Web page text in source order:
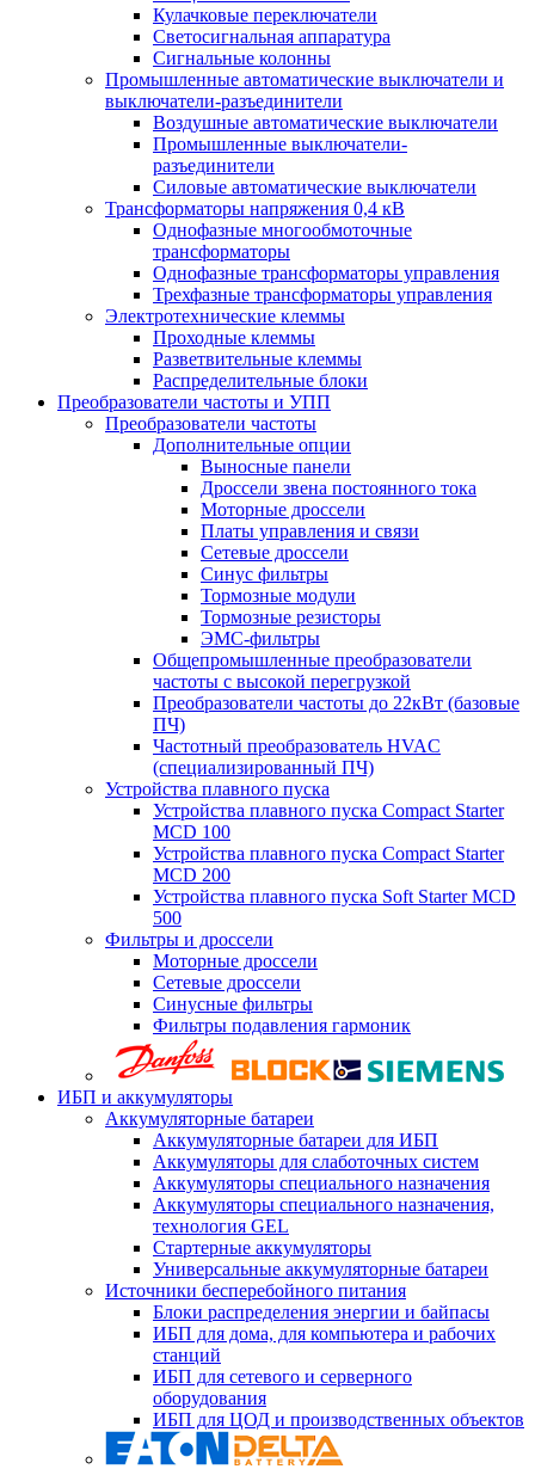
Кулачковые переключатели
Светосигнальная аппаратура
Сигнальные колонны
Промышленные автоматические выключатели и
выключатели-разъединители
Воздушные автоматические выключатели
Промышленные выключатели-
разъединители
Силовые автоматические выключатели
Трансформаторы напряжения 0,4 кВ
Однофазные многообмоточные
трансформаторы
Однофазные трансформаторы управления
Трехфазные трансформаторы управления
Электротехнические клеммы
Проходные клеммы
Разветвительные клеммы
Распределительные блоки
Преобразователи частоты и УПП
Преобразователи частоты
Дополнительные опции
Выносные панели
Дроссели звена постоянного тока
Моторные дроссели
Платы управления и связи
Сетевые дроссели
Синус фильтры
Тормозные модули
Тормозные резисторы
ЭМС-фильтры
Общепромышленные преобразователи
частоты с высокой перегрузкой
Преобразователи частоты до 22кВт (базовые
ПЧ)
Частотный преобразователь HVAC
(специализированный ПЧ)
Устройства плавного пуска
Устройства плавного пуска Compact Starter
MCD 100
Устройства плавного пуска Compact Starter
MCD 200
Устройства плавного пуска Soft Starter MCD
500
Фильтры и дроссели
Моторные дроссели
Сетевые дроссели
Синусные фильтры
Фильтры подавления гармоник
ИБП и аккумуляторы
Аккумуляторные батареи
Аккумуляторные батареи для ИБП
Аккумуляторы для слаботочных систем
Аккумуляторы специального назначения
Аккумуляторы специального назначения,
технология GEL
Стартерные аккумуляторы
Универсальные аккумуляторные батареи
Источники бесперебойного питания
Блоки распределения энергии и байпасы
ИБП для дома, для компьютера и рабочих
станций
ИБП для сетевого и серверного
оборудования
ИБП для ЦОД и производственных объектов